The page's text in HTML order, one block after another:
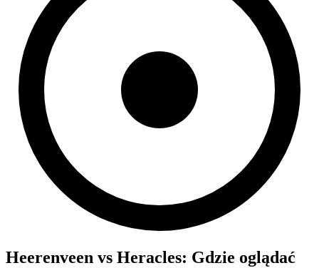
Heerenveen vs Heracles: Gdzie oglądać